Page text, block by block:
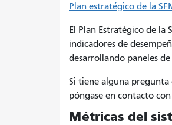
Plan estratégico de la
El Plan Estratégico de la
indicadores de
desarrollando paneles
Si tiene alguna
póngase en contacto con
Métricas del